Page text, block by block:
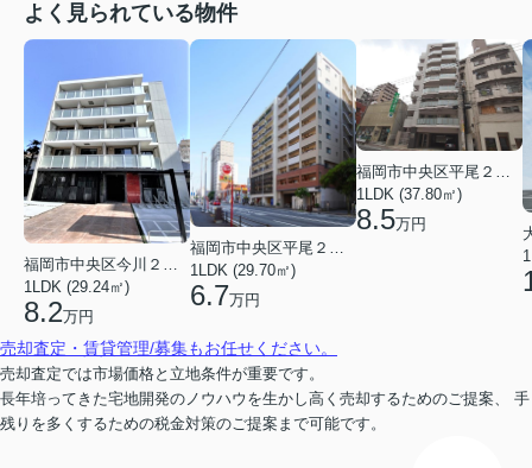
よく見られている物件
1LDK (29.24㎡)
8.2万円
1LDK (29.70㎡)
6.7万円
1LDK (37.80㎡)
8.5万円
売却査定・賃貸管理/募集もお任せください。
売却査定では市場価格と立地条件が重要です。
長年培ってきた宅地開発のノウハウを生かし高く売却するためのご提案、 手
残りを多くするための税金対策のご提案まで可能です。